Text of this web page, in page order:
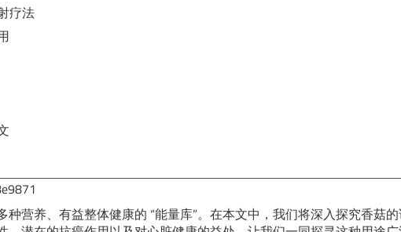
疗法
营养、有益整体健康的 “能量库”。在本文中，我们将深入探究香菇